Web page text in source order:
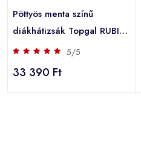
Pöttyös menta színű
diákhátizsák Topgal RUBI
23021
5/5
33 390 Ft